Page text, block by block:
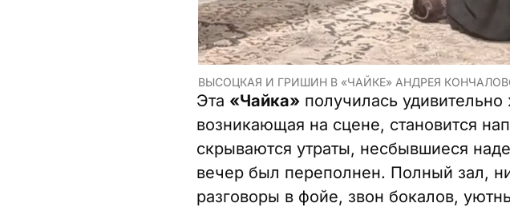
ВЫСОЦКАЯ И ГРИШИН В «ЧАЙКЕ» АНДРЕЯ
Эта «Чайка» получилась
возникающая на сцене, становится
скрываются утраты, несбывшиеся
вечер был переполнен. Полный зал,
разговоры в фойе, звон бокалов,